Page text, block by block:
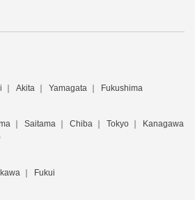
Akita Yamagata Fukushima
Saitama Chiba Tokyo
Kanagawa
Fukui